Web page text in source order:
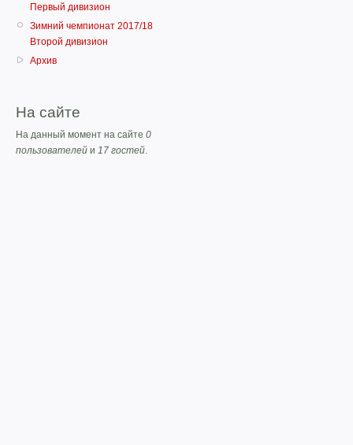
Первый дивизион
Зимний чемпионат 2017/18
Второй дивизион
Архив
На сайте
На данный момент на сайте 0
пользователей и 17 гостей.